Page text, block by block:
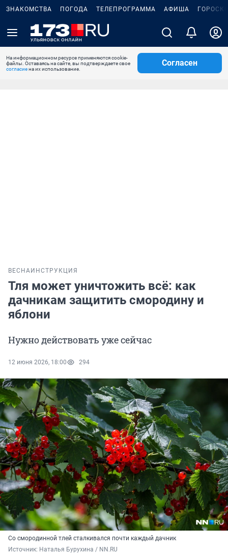
ЗНАКОМСТВА ПОГОДА ТЕЛЕПРОГРАММА АФИША
На информационном ресурсе применяются cookie-
файлы. Оставаясь на сайте, вы подтверждаете свое
согласиена их использование.
Согласен
ВЕСНА ИНСТРУКЦИЯ
Тля может уничтожить всё: как
дачникам защитить смородину и
яблони
Нужно действовать уже сейчас
12 июня 2026, 18:00 294
Со смородинной тлей сталкивался почти каждый дачник
Источник: Наталья Бурухина / NN.RU